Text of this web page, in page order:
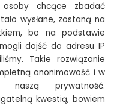
osoby chcące zbadać
wysłane, zostaną na
bo na podstawie
dojść do adresu IP
Takie rozwiązanie
anonimowość i w
naszą prywatność.
kwestią, bowiem